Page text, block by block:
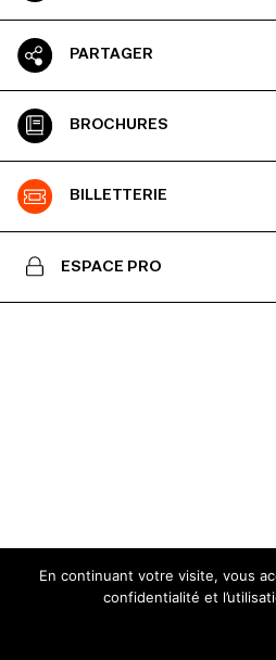
PARTAGER
BROCHURES
BILLETTERIE
ESPACE PRO
En continuant votre visite, vous
confidentialité et